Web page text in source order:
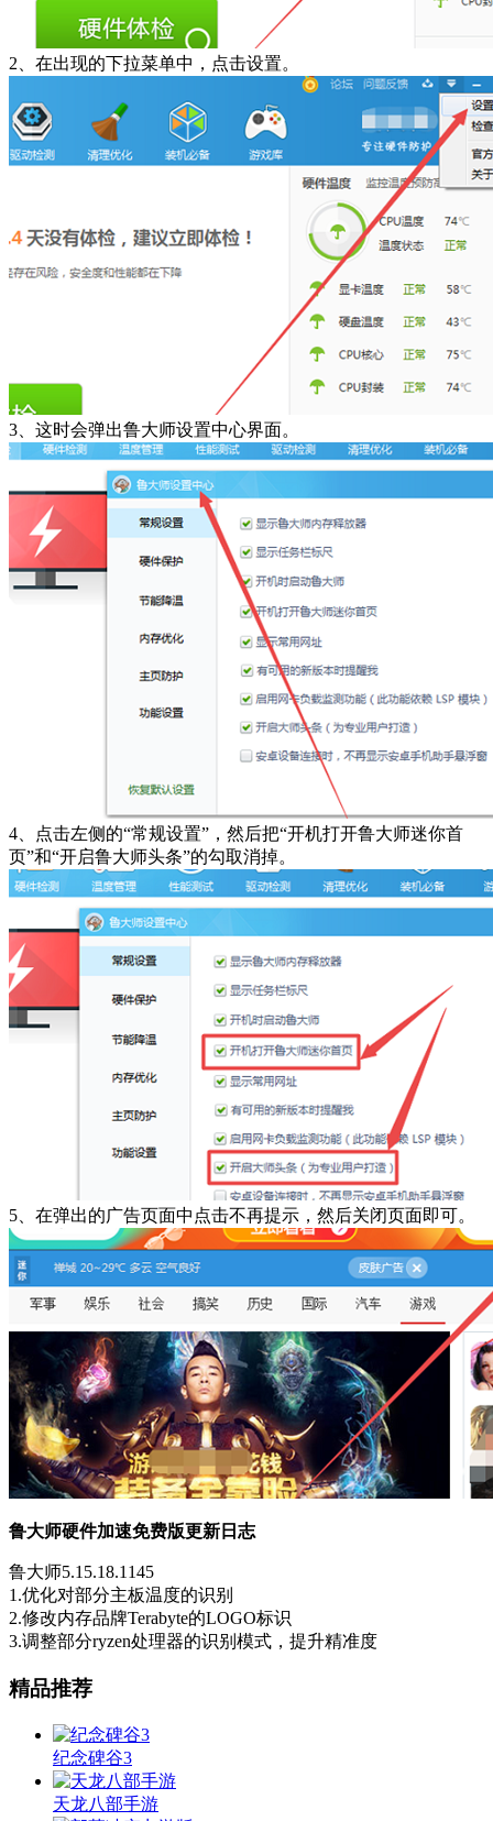
2、在出现的下拉菜单中，点击设置。
3、这时会弹出鲁大师设置中心界面。
4、点击左侧的“常规设置”，然后把“开机打开鲁大师迷你首
页”和“开启鲁大师头条”的勾取消掉。
5、在弹出的广告页面中点击不再提示，然后关闭页面即可。
鲁大师硬件加速免费版更新日志
鲁大师5.15.18.1145
1.优化对部分主板温度的识别
2.修改内存品牌Terabyte的LOGO标识
3.调整部分ryzen处理器的识别模式，提升精准度
精品推荐
纪念碑谷3
天龙八部手游